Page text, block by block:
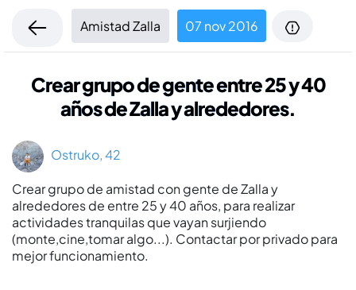
Amistad Zalla 07 nov 2016
Crear grupo de gente entre 25 y 40
años de Zalla y alrededores.
Ostruko, 42
Crear grupo de amistad con gente de Zalla y
alrededores de entre 25 y 40 años, para realizar
actividades tranquilas que vayan surjiendo
(monte,cine,tomar algo...). Contactar por privado para
mejor funcionamiento.